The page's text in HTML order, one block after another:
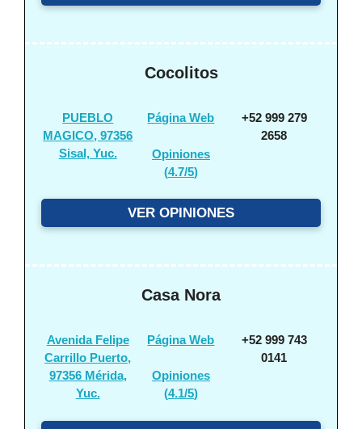
Cocolitos
PUEBLO
MAGICO, 97356
Sisal, Yuc.
Página Web
Opiniones
(4.7/5)
+52 999 279
2658
VER OPINIONES
Casa Nora
Avenida Felipe
Carrillo Puerto,
97356 Mérida,
Yuc.
Página Web
Opiniones
(4.1/5)
+52 999 743
0141